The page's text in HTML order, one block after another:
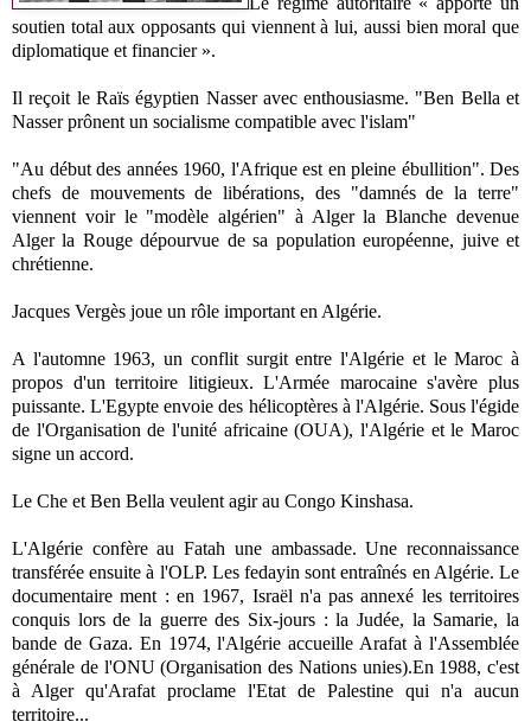
soutien total aux opposants qui viennent à lui, aussi bien moral que
diplomatique et financier ».
Il reçoit le Raïs égyptien Nasser avec enthousiasme. "Ben Bella et
Nasser prônent un socialisme compatible avec l'islam"
"Au début des années 1960, l'Afrique est en pleine ébullition". Des
chefs de mouvements de libérations, des "damnés de la terre"
viennent voir le "modèle algérien" à Alger la Blanche devenue
Alger la Rouge dépourvue de sa population européenne, juive et
chrétienne.
Jacques Vergès joue un rôle important en Algérie.
A l'automne 1963, un conflit surgit entre l'Algérie et le Maroc à
propos d'un territoire litigieux. L'Armée marocaine s'avère plus
puissante. L'Egypte envoie des hélicoptères à l'Algérie. Sous l'égide
de l'Organisation de l'unité africaine (OUA), l'Algérie et le Maroc
signe un accord.
Le Che et Ben Bella veulent agir au Congo Kinshasa.
L'Algérie confère au Fatah une ambassade. Une reconnaissance
transférée ensuite à l'OLP. Les fedayin sont entraînés en Algérie. Le
documentaire ment : en 1967, Israël n'a pas annexé les territoires
conquis lors de la guerre des Six-jours : la Judée, la Samarie, la
bande de Gaza. En 1974, l'Algérie accueille Arafat à l'Assemblée
générale de l'ONU (Organisation des Nations unies).En 1988, c'est
à Alger qu'Arafat proclame l'Etat de Palestine qui n'a aucun
territoire...